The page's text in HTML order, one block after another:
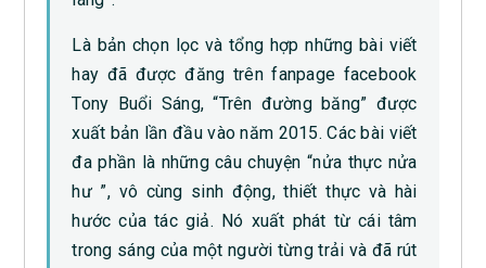
Là bản chọn lọc và tổng hợp những bài viết
hay đã được đăng trên fanpage facebook
Tony Buổi Sáng, “Trên đường băng” được
xuất bản lần đầu vào năm 2015. Các bài viết
đa phần là những câu chuyện “nửa thực nửa
hư ”, vô cùng sinh động, thiết thực và hài
hước của tác giả. Nó xuất phát từ cái tâm
trong sáng của một người từng trải và đã rút